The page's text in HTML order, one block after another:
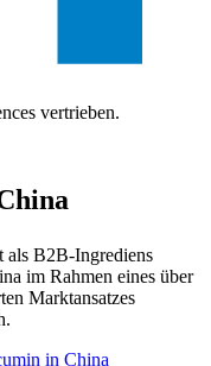
vertrieben.
B2B-Ingrediens
im Rahmen eines über
Marktansatzes
in China